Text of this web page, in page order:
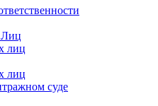
Лиц
лиц
лиц
суде